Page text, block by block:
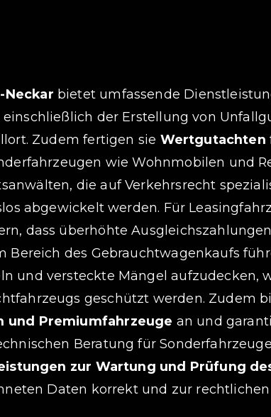
Neckar bietet umfassende
der Erstellung von
Zudem fertigen sie Wertgutachten
wie Wohnmobilen und
die auf Verkehrsrecht
abgewickelt werden. Für
dass überhöhte
Bereich des Gebrauchtwagenkaufs
und versteckte Mängel aufzudecken,
geschützt werden. Zudem
und Premiumfahrzeuge an und
Beratung für
zur Wartung und Prüfung
Daten korrekt und zur